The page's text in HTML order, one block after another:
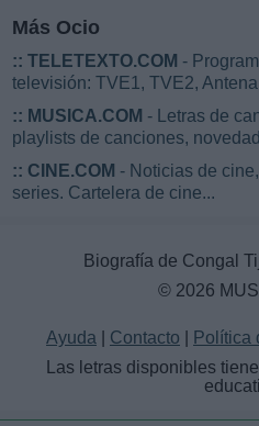
Más Ocio
:: TELETEXTO.COM -
televisión: TVE1, TVE2,
:: MUSICA.COM - Letras de
playlists de canciones,
:: CINE.COM - Noticias de
series. Cartelera de cine...
Biografía de Congal
© 2026
Ayuda Contacto
Política
Las letras disponibles